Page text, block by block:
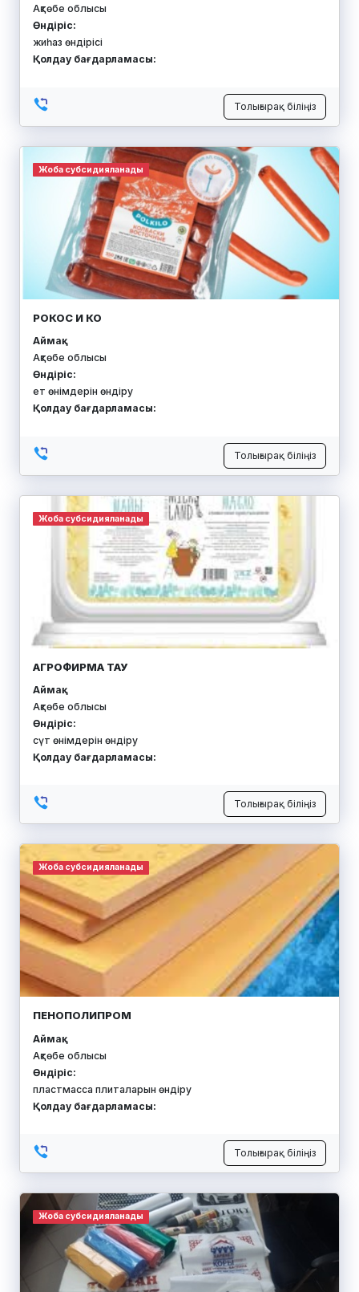
Ақтөбе облысы
Өндіріс:
жиһаз өндірісі
Қолдау бағдарламасы:
Толығырақ біліңіз
Жоба субсидияланады
РОКОС И КО
Аймақ:
Ақтөбе облысы
Өндіріс:
ет өнімдерін өндіру
Қолдау бағдарламасы:
Толығырақ біліңіз
Жоба субсидияланады
АГРОФИРМА ТАУ
Аймақ:
Ақтөбе облысы
Өндіріс:
сүт өнімдерін өндіру
Қолдау бағдарламасы:
Толығырақ біліңіз
Жоба субсидияланады
ПЕНОПОЛИПРОМ
Аймақ:
Ақтөбе облысы
Өндіріс:
пластмасса плиталарын өндіру
Қолдау бағдарламасы:
Толығырақ біліңіз
Жоба субсидияланады